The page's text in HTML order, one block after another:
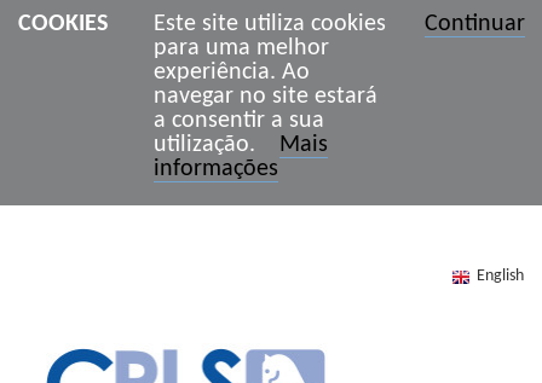
COOKIES
Este site utiliza cookies
para uma melhor
experiência. Ao
navegar no site estará
a consentir a sua
utilização. Mais
informações
Continuar
English